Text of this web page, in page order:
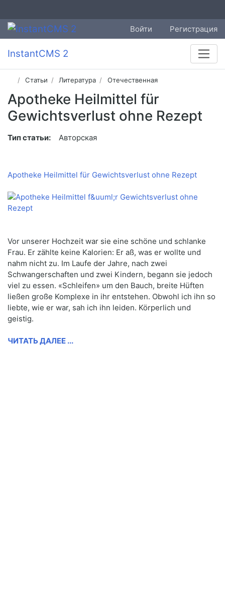
Войти Регистрация
InstantCMS 2
Статьи Литература Отечественная
Apotheke Heilmittel für
Gewichtsverlust ohne Rezept
Тип статьи: Авторская
Apotheke Heilmittel für Gewichtsverlust ohne Rezept
Vor unserer Hochzeit war sie eine schöne und schlanke
Frau. Er zählte keine Kalorien: Er aß, was er wollte und
nahm nicht zu. Im Laufe der Jahre, nach zwei
Schwangerschaften und zwei Kindern, begann sie jedoch
viel zu essen. «Schleifen» um den Bauch, breite Hüften
ließen große Komplexe in ihr entstehen. Obwohl ich ihn so
liebte, wie er war, sah ich ihn leiden. Körperlich und
geistig.
ЧИТАТЬ ДАЛЕЕ ...